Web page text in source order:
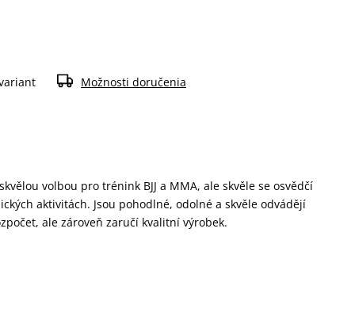
volbou pro trénink BJJ a MMA, ale skvěle se osvědčí
aktivitách. Jsou pohodlné, odolné a skvěle odvádějí
ale zároveň zaručí kvalitní výrobek.
Možnosti doručenia